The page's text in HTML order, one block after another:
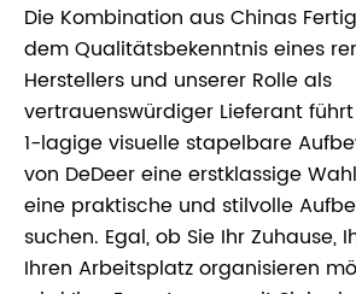
Die Kombination aus Chinas
dem Qualitätsbekenntnis eines
Herstellers und unserer Rolle als
vertrauenswürdiger Lieferant
1-lagige visuelle stapelbare
von DeDeer eine erstklassige
eine praktische und stilvolle
suchen. Egal, ob Sie Ihr Zuhause,
Ihren Arbeitsplatz organisieren